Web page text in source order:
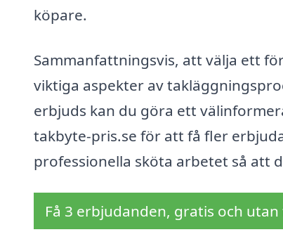
köpare.
Sammanfattningsvis, att välja ett
viktiga aspekter av
erbjuds kan du göra ett
takbyte-pris.se för att få fler
professionella sköta arbetet så att
Få 3 erbjudanden, gratis och